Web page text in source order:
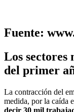
Fuente:
Los sectores
del primer
La contracción del
medida, por la caída
decir 30 mil